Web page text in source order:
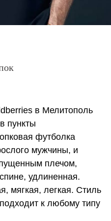
в Мелитополь
пункты
футболка
мужчины, и
плечом,
удлиненная.
мягкая, легкая. Стиль
к любому типу